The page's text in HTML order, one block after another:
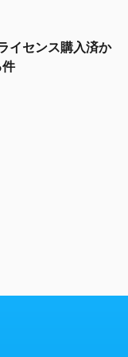
イセンス購入済か